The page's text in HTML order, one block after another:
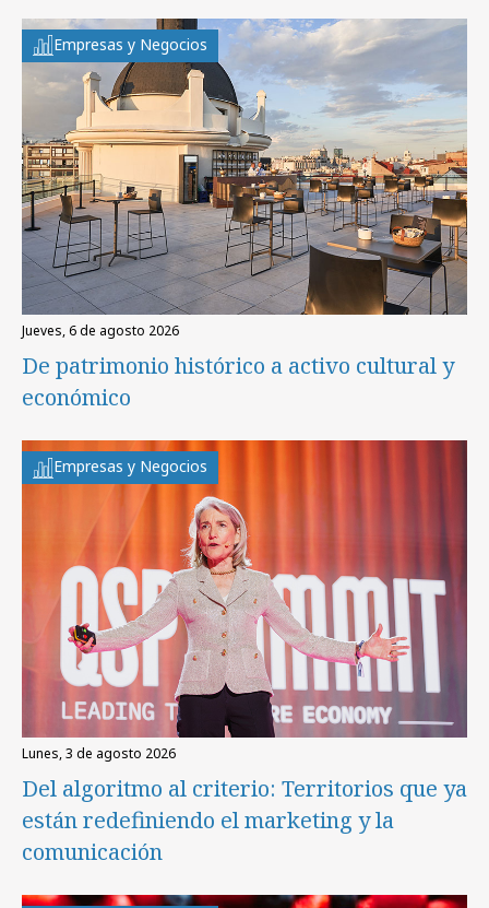
Empresas y Negocios
jueves, 6 de agosto 2026
De patrimonio histórico a activo cultural y
económico
Empresas y Negocios
lunes, 3 de agosto 2026
Del algoritmo al criterio: Territorios que ya
están redefiniendo el marketing y la
comunicación